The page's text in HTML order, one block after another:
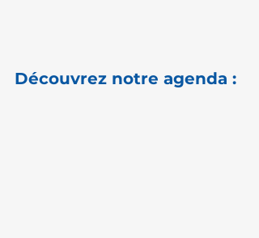
Découvrez notre agenda :